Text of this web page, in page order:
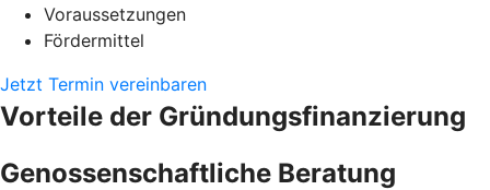
Voraussetzungen
Fördermittel
Jetzt Termin vereinbaren
Vorteile der Gründungsfinanzierung
Genossenschaftliche Beratung